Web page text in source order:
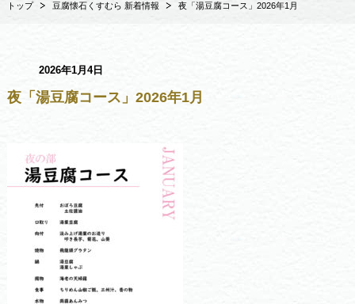
トップ 豆腐懐石くすむら 新着情報 夜「湯豆腐コース」2026年1月
2026年1月4日
夜「湯豆腐コース」2026年1月